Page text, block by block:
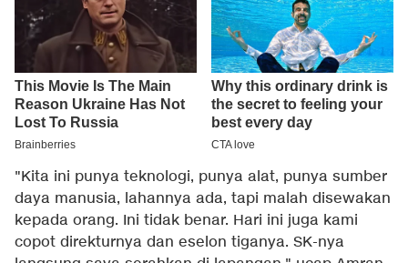
"Kita ini punya teknologi, punya alat, punya sumber
daya manusia, lahannya ada, tapi malah disewakan
kepada orang. Ini tidak benar. Hari ini juga kami
copot direkturnya dan eselon tiganya. SK-nya